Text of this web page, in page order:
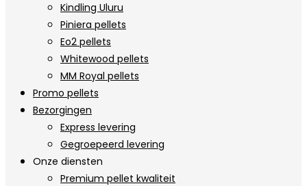
Kindling Uluru
Piniera pellets
Eo2 pellets
Whitewood pellets
MM Royal pellets
Promo pellets
Bezorgingen
Express levering
Gegroepeerd levering
Onze diensten
Premium pellet kwaliteit